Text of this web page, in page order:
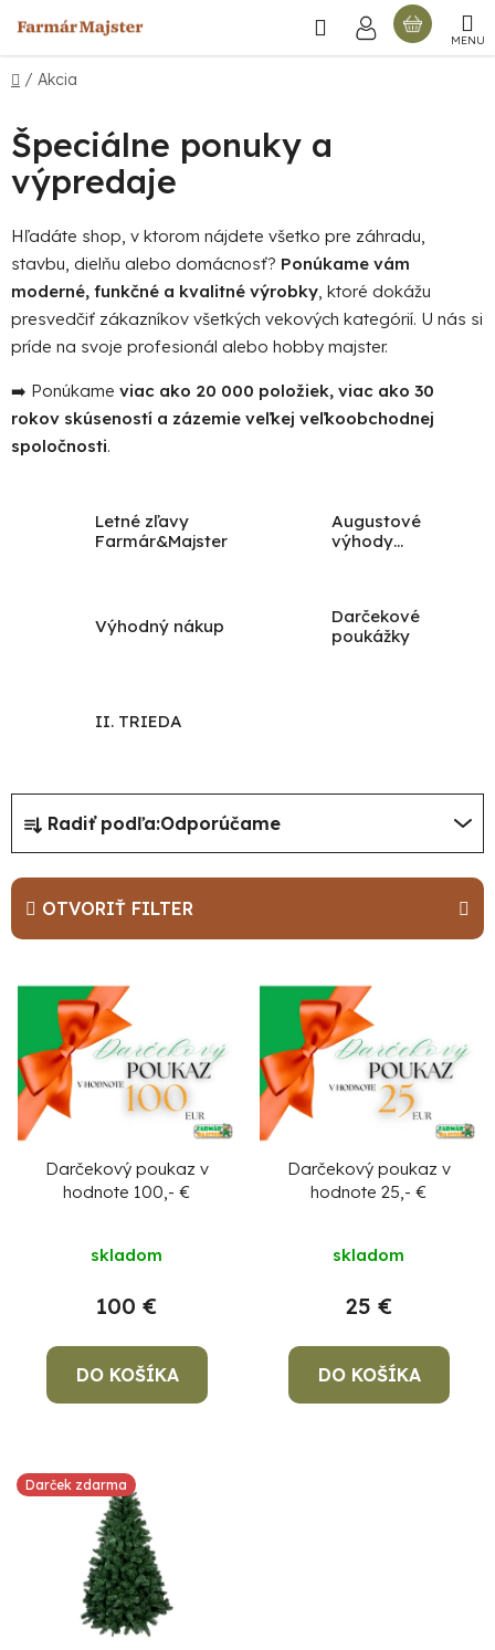
na
obsah
Hľadať
Domov
/ Akcia
Špeciálne ponuky a
výpredaje
Hľadáte shop, v ktorom nájdete všetko pre záhradu,
stavbu, dielňu alebo domácnosť? Ponúkame vám
moderné, funkčné a kvalitné výrobky, ktoré dokážu
presvedčiť zákazníkov všetkých vekových kategórií. U nás si
príde na svoje profesionál alebo hobby majster.
➡️ Ponúkame viac ako 20 000 položiek, viac ako 30
rokov skúseností a zázemie veľkej veľkoobchodnej
spoločnosti.
Letné zľavy
Farmár&Majster
Augustové
výhody
Výhodný nákup
Darčekové
poukážky
II. TRIEDA
R
a
d
e
n
i
r
o
d
Radiť podľa:Odporúčame
OTVORIŤ FILTER
V
p
i
s
p
Darčekový poukaz v
hodnote 100,- €
skladom
100 €
DO KOŠÍKA
Darčekový poukaz v
hodnote 25,- €
skladom
25 €
DO KOŠÍKA
Darček zdarma